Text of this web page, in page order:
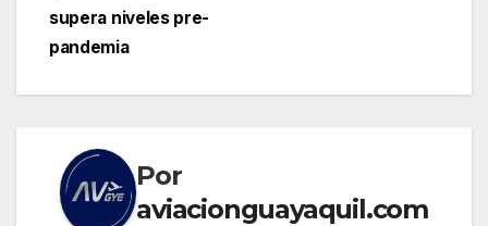
supera niveles pre-
pandemia
Por
aviacionguayaquil.com